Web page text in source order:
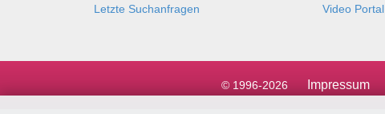
Letzte Suchanfragen
Video Portal
© 1996-2026 Impressum